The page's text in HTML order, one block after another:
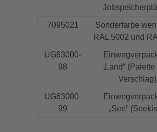
7095021
Sonderfarbe
RAL 5002 und
UG63000-
98
„Land“ (Palette
Verschlag)
UG63000-
99
„See“